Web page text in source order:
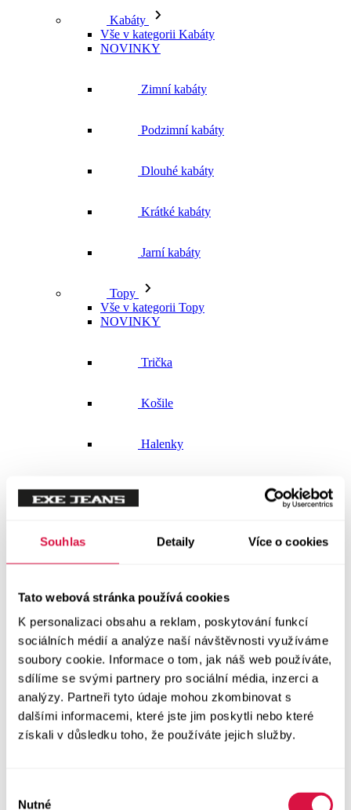
Souhlas Detaily Více o cookies
Tato webová stránka používá cookies
K personalizaci obsahu a reklam, poskytování funkcí
sociálních médií a analýze naší návštěvnosti využíváme
soubory cookie. Informace o tom, jak náš web používáte,
sdílíme se svými partnery pro sociální média, inzerci a
analýzy. Partneři tyto údaje mohou zkombinovat s
dalšími informacemi, které jste jim poskytli nebo které
získali v důsledku toho, že používáte jejich služby.
Nutné
Kabáty
Vše v kategorii Kabáty
NOVINKY
Zimní kabáty
Podzimní kabáty
Dlouhé kabáty
Krátké kabáty
Jarní kabáty
Topy
Vše v kategorii Topy
NOVINKY
Trička
Košile
Halenky
Vše v kategorii Svetry a mikiny
Mikiny
Svetry
Šaty a sukně
Vše v kategorii Šaty a sukně
NOVINKY
Letní šaty